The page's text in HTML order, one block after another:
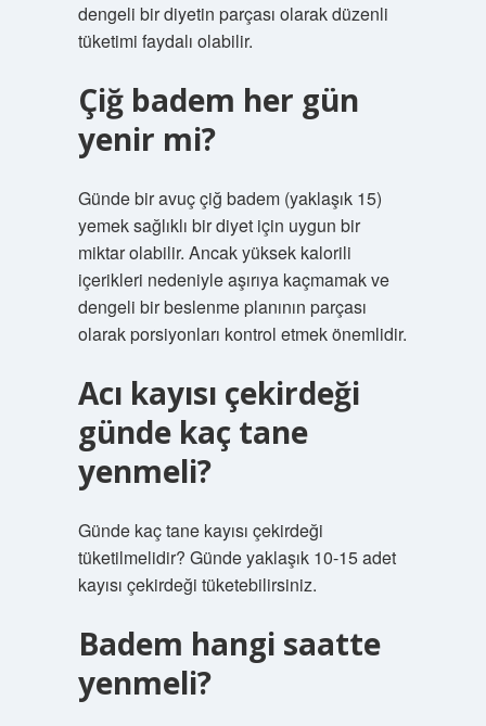
dengeli bir diyetin parçası olarak düzenli
tüketimi faydalı olabilir.
Çiğ badem her gün
yenir mi?
Günde bir avuç çiğ badem (yaklaşık 15)
yemek sağlıklı bir diyet için uygun bir
miktar olabilir. Ancak yüksek kalorili
içerikleri nedeniyle aşırıya kaçmamak ve
dengeli bir beslenme planının parçası
olarak porsiyonları kontrol etmek önemlidir.
Acı kayısı çekirdeği
günde kaç tane
yenmeli?
Günde kaç tane kayısı çekirdeği
tüketilmelidir? Günde yaklaşık 10-15 adet
kayısı çekirdeği tüketebilirsiniz.
Badem hangi saatte
yenmeli?